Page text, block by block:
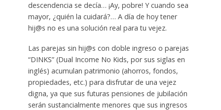
descendencia se decía… ¡Ay, pobre! Y cuando sea
mayor, ¿quién la cuidará?… A día de hoy tener
hij@s no es una solución real para tu vejez.
Las parejas sin hij@s con doble ingreso o parejas
“DINKS” (Dual Income No Kids, por sus siglas en
inglés) acumulan patrimonio (ahorros, fondos,
propiedades, etc.) para disfrutar de una vejez
digna, ya que sus futuras pensiones de jubilación
serán sustancialmente menores que sus ingresos